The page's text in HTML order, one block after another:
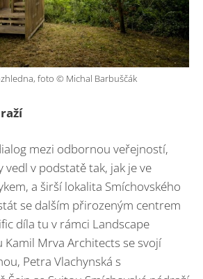
foto © Michal Barbuščák
mezi odbornou veřejností,
v podstatě tak, jak je ve
a širší lokalita Smíchovského
se dalším přirozeným centrem
díla tu v rámci Landscape
Mrva Architects se svojí
Petra Vlachynská s